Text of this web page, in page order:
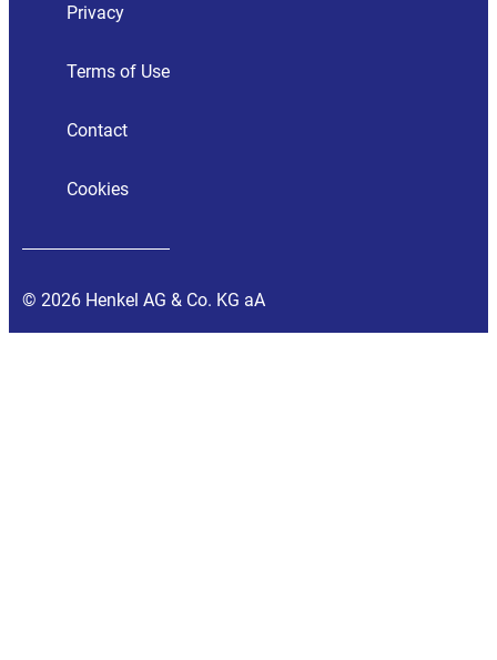
Privacy
Terms of Use
Contact
Cookies
© 2026 Henkel AG & Co. KG aA